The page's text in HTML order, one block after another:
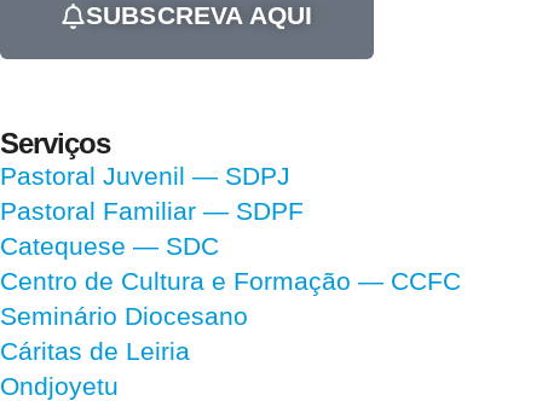
SUBSCREVA AQUI
Serviços
Pastoral Juvenil — SDPJ
Pastoral Familiar — SDPF
Catequese — SDC
Centro de Cultura e Formação — CCFC
Seminário Diocesano
Cáritas de Leiria
Ondjoyetu